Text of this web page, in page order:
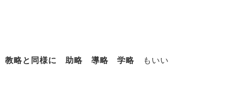
教略と同様に 助略 導略 学略 もいい